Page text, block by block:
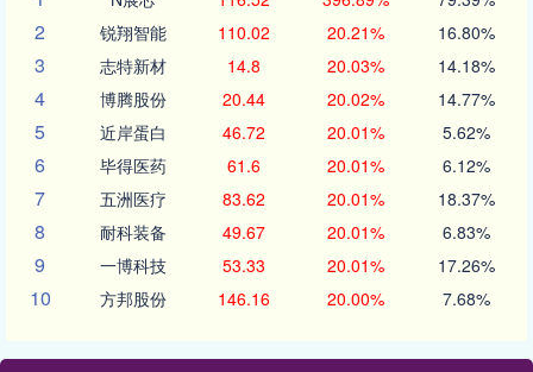
2 锐翔智能 110.02 20.21% 16.80%
3 志特新材 14.8 20.03% 14.18%
4 博腾股份 20.44 20.02% 14.77%
5 近岸蛋白 46.72 20.01% 5.62%
6 毕得医药 61.6 20.01% 6.12%
7 五洲医疗 83.62 20.01% 18.37%
8 耐科装备 49.67 20.01% 6.83%
9 一博科技 53.33 20.01% 17.26%
10 方邦股份 146.16 20.00% 7.68%